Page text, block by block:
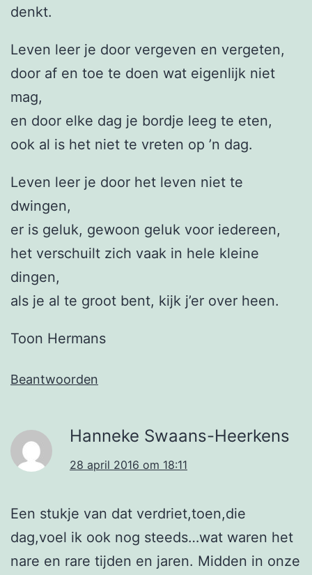
denkt.
Leven leer je door vergeven en vergeten,
door af en toe te doen wat eigenlijk niet
mag,
en door elke dag je bordje leeg te eten,
ook al is het niet te vreten op ’n dag.
Leven leer je door het leven niet te
dwingen,
er is geluk, gewoon geluk voor iedereen,
het verschuilt zich vaak in hele kleine
dingen,
als je al te groot bent, kijk j’er over heen.
Toon Hermans
Beantwoorden
Hanneke Swaans-Heerkens
28 april 2016 om 18:11
Een stukje van dat verdriet,toen,die
dag,voel ik ook nog steeds…wat waren het
nare en rare tijden en jaren. Midden in onze